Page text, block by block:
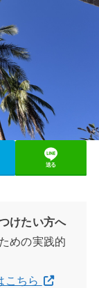
送る
けたい方へ
めの実践的
こちら